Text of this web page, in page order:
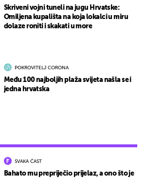
SVAKA ČAST
Bahato mu prepriječio prijelaz, a ono što je
Skriveni vojni tuneli na jugu Hrvatske:
Omiljena kupališta na koja lokalci u miru
dolaze roniti i skakati u more
POKROVITELJ CORONA
Među 100 najboljih plaža svijeta našla se i
jedna hrvatska